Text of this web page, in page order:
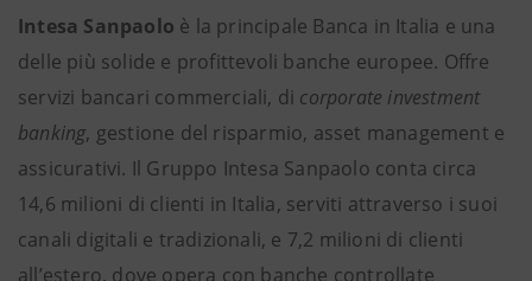
Intesa Sanpaolo è la principale Banca in Italia e una
delle più solide e profittevoli banche europee. Offre
servizi bancari commerciali, di corporate investment
banking, gestione del risparmio, asset management e
assicurativi. Il Gruppo Intesa Sanpaolo conta circa
14,6 milioni di clienti in Italia, serviti attraverso i suoi
canali digitali e tradizionali, e 7,2 milioni di clienti
all’estero, dove opera con banche controllate